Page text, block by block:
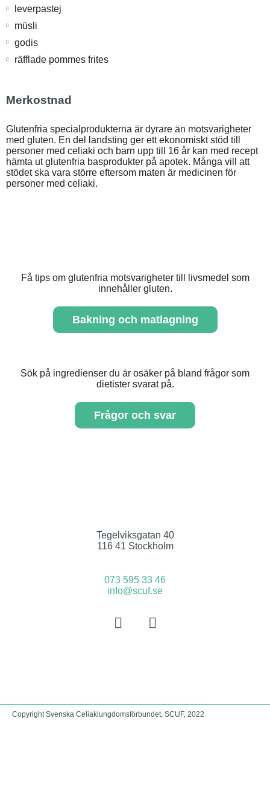
leverpastej
müsli
godis
räfflade pommes frites
Merkostnad
Glutenfria specialprodukterna är dyrare än motsvarigheter
med gluten. En del landsting ger ett ekonomiskt stöd till
personer med celiaki och barn upp till 16 år kan med recept
hämta ut glutenfria basprodukter på apotek. Många vill att
stödet ska vara större eftersom maten är medicinen för
personer med celiaki.
Få tips om glutenfria motsvarigheter till livsmedel som
innehåller gluten.
Bakning och matlagning
Sök på ingredienser du är osäker på bland frågor som
dietister svarat på.
Frågor och svar
Tegelviksgatan 40
116 41 Stockholm
073 595 33 46
info@scuf.se
Copyright Svenska Celiakiungdomsförbundet, SCUF, 2022